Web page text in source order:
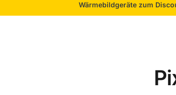
Wärmebildgeräte zum